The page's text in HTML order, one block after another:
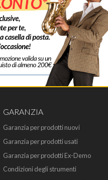
GARANZIA
Garanzia per prodotti nuovi
Garanzia per prodotti usati
Garanzia per prodotti Ex-Demo
Condizioni degli strumenti